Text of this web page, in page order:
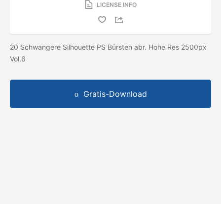
LICENSE INFO
20 Schwangere Silhouette PS Bürsten abr. Hohe Res 2500px
Vol.6
Gratis-Download